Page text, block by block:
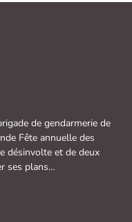
de gendarmerie de
Fête annuelle des
désinvolte et de deux
ses plans…